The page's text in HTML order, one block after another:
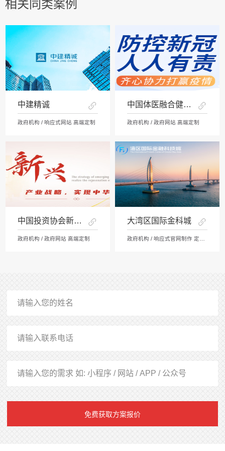
相关同类案例
中建精诚
政府机构 / 响应式网站 高端定制
中国体医融合健康网
政府机构 / 政府网站 高端定制
中国投资协会新兴产业中心
政府机构 / 政府网站 高端定制
大湾区国际金科城
政府机构 / 响应式官网制作 定制开发
免费获取方案报价